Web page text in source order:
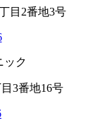
目2番地3号
ック
3番地16号